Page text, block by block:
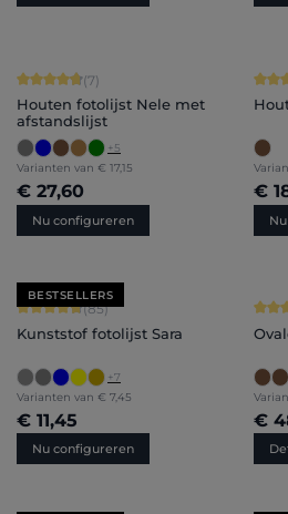
Gemiddelde waardering van 4.71 van 5
(7)
Houten fotolijst Nele met
afstandslijst
+5
Varianten van € 17,15
€ 27,60
Nu configureren
€
BESTSELLERS
Gemiddelde waardering van 4.71 van 5
(85)
Kunststof fotolijst Sara
+7
Varianten van € 7,45
€ 11,45
Nu configureren
€